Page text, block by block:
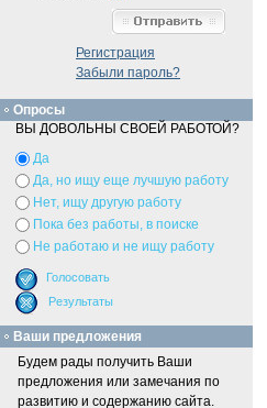
Регистрация
Забыли пароль?
Опросы
ВЫ ДОВОЛЬНЫ СВОЕЙ РАБОТОЙ?
Да
Да, но ищу еще лучшую работу
Нет, ищу другую работу
Пока без работы, в поиске
Не работаю и не ищу работу
Ваши предложения
Будем рады получить Ваши
предложения или замечания по
развитию и содержанию сайта.